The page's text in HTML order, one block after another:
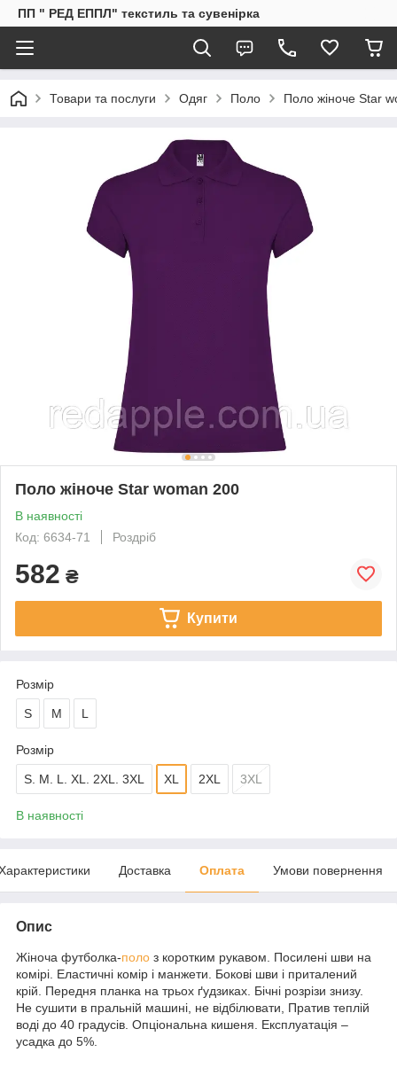
ПП " РЕД ЕППЛ" текстиль та сувенірка
Товари та послуги Одяг Поло Поло жіноче Star
Поло жіноче Star woman 200
В наявності
Код: 6634-71
Роздріб
582 ₴
Купити
Розмір
S M L
Розмір
S. M. L. XL. 2XL. 3XL XL 2XL 3XL
В наявності
Доставка Оплата Умови повернення
Опис
Жіноча футболка-поло з коротким рукавом. Посилені шви на
комірі. Еластичні комір і манжети. Бокові шви і приталений
крій. Передня планка на трьох ґудзиках. Бічні розрізи знизу.
Не сушити в пральній машині, не відбілювати, Пратив теплій
воді до 40 градусів. Опціональна кишеня. Експлуатація –
усадка до 5%.